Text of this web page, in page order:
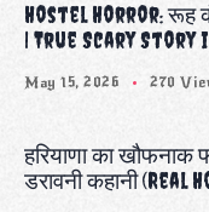
Hostel Horror: रूह
| True Scary Story
May 15, 2026 270
हरियाणा का खौफनाक
डरावनी कहानी